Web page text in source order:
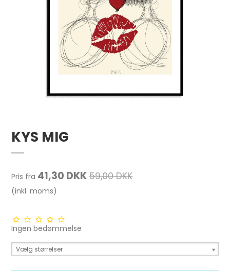
KYS MIG
Pris fra 41,30 DKK59,00 DKK
(inkl. moms)
Ingen bedømmelse
Vælg størrelser